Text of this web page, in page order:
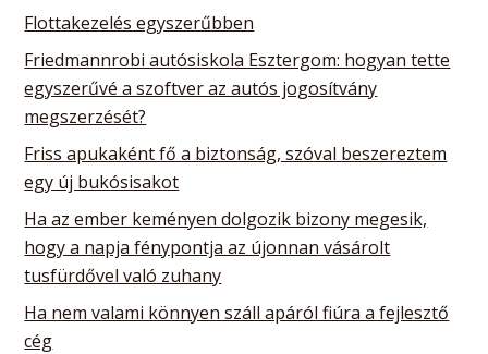
Flottakezelés egyszerűbben
Friedmannrobi autósiskola Esztergom: hogyan tette
egyszerűvé a szoftver az autós jogosítvány
megszerzését?
Friss apukaként fő a biztonság, szóval beszereztem
egy új bukósisakot
Ha az ember keményen dolgozik bizony megesik,
hogy a napja fénypontja az újonnan vásárolt
tusfürdővel való zuhany
Ha nem valami könnyen száll apáról fiúra a fejlesztő
cég